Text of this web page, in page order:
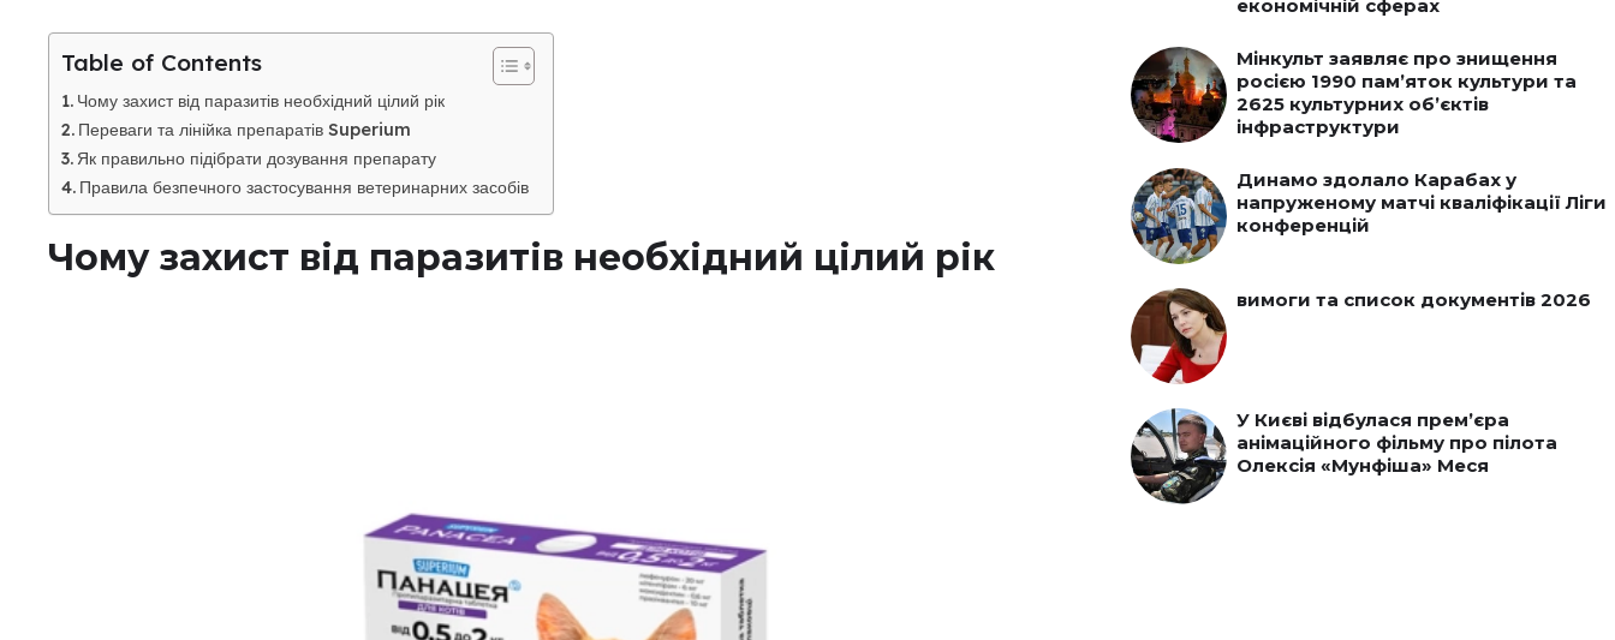
Table of Contents
Чому захист від паразитів необхідний цілий рік
Переваги та лінійка препаратів Superium
Як правильно підібрати дозування препарату
Правила безпечного застосування ветеринарних засобів
Чому захист від паразитів необхідний цілий рік
економічній сферах
Мінкульт заявляє про знищення
росією 1990 пам’яток культури та
2625 культурних об’єктів
інфраструктури
Динамо здолало Карабах у
напруженому матчі кваліфікації Ліги
конференцій
вимоги та список документів 2026
У Києві відбулася прем’єра
анімаційного фільму про пілота
Олексія «Мунфіша» Меся